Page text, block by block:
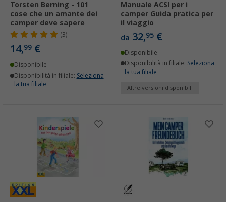
Torsten Berning - 101
cose che un amante dei
camper deve sapere
(3)
14,99 €
Disponibile
Disponibilità in filiale: Seleziona
la tua filiale
Manuale ACSI per i
camper Guida pratica per
il viaggio
da 32,95 €
Disponibile
Disponibilità in filiale: Seleziona
la tua filiale
Altre versioni disponibili